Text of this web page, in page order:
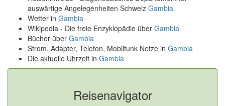
auswärtige Angelegenheiten Schweiz Gambia
Wetter in Gambia
Wikipedia - Die freie Enzyklopädie über Gambia
Bücher über Gambia
Strom, Adapter, Telefon, Mobilfunk Netze in Gambia
Die aktuelle Uhrzeit in Gambia
Reisenavigator